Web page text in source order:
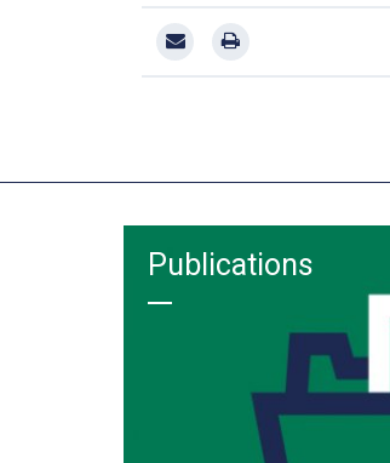
Publications